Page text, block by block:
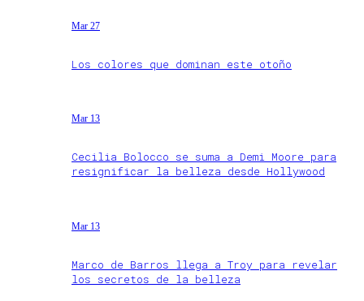
Mar 27
Los colores que dominan este otoño
Mar 13
Cecilia Bolocco se suma a Demi Moore para
resignificar la belleza desde Hollywood
Mar 13
Marco de Barros llega a Troy para revelar
los secretos de la belleza